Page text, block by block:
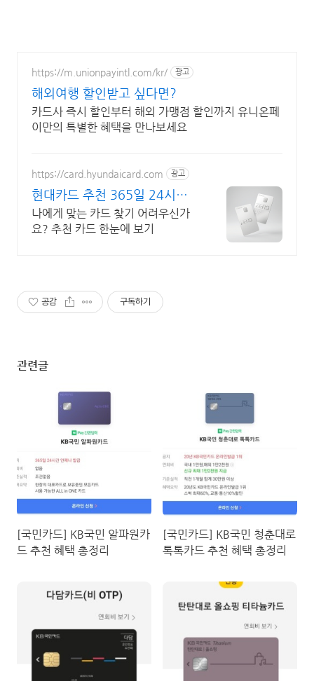
https://m.unionpayintl.com/kr/ 광고
해외여행 할인받고 싶다면?
카드사 즉시 할인부터 해외 가맹점 할인까지 유니온페
이만의 특별한 혜택을 만나보세요
https://card.hyundaicard.com 광고
현대카드 추천 365일 24시간
신청 가능
나에게 맞는 카드 찾기 어려우신가
요? 추천 카드 한눈에 보기
공감 구독하기
관련글
[국민카드] KB국민 알파원카
드 추천 혜택 총정리
[국민카드] KB국민 청춘대로
톡톡카드 추천 혜택 총정리